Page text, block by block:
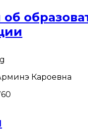
Кароевна